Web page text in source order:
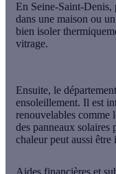
En Seine-Saint-Denis,
dans une maison ou
bien isoler
vitrage.
Ensuite, le
ensoleillement. Il est
renouvelables comme
des panneaux solaires
chaleur peut aussi être